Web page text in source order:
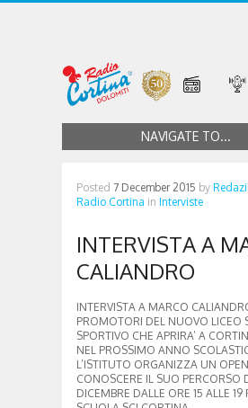
NAVIGATE TO...
Posted 7 December 2015 by
Radio Cortina in Interviste
INTERVISTA A
CALIANDRO
INTERVISTA A MARCO
PROMOTORI DEL NUOVO LICEO
SPORTIVO CHE APRIRA’ A
NEL PROSSIMO ANNO
L’ISTITUTO ORGANIZZA UN
CONOSCERE IL SUO PERCORSO
DICEMBRE DALLE ORE 15 ALLE 19